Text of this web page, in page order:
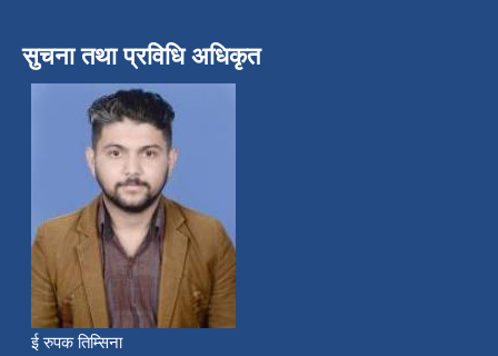
सुचना तथा प्रविधि अधिकृत
ई रुपक तिम्सिना